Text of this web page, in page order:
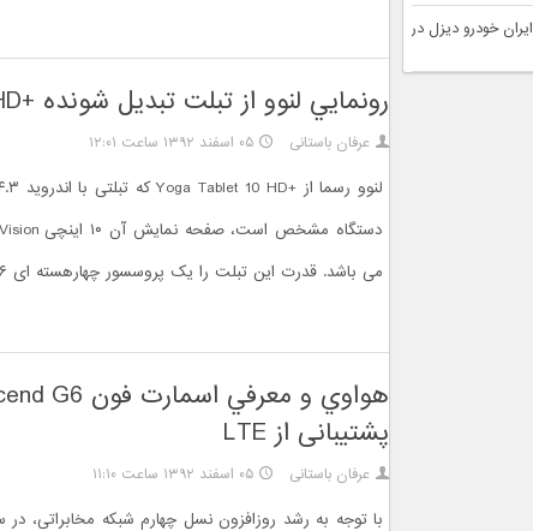
رونمايي لنوو از تبلت تبديل شونده +Yoga Tablet 10 HD
عرفان باستانی ۰۵ اسفند ۱۳۹۲ ساعت ۱۲:۰۱
می باشد. قدرت این تبلت را یک پروسسور چهارهسته ای ۱.۶ ...
پشتیبانی از LTE
عرفان باستانی ۰۵ اسفند ۱۳۹۲ ساعت ۱۱:۱۰
با توجه به رشد روزافزون نسل چهارم شبکه مخابراتی،
شرایط فروش اقساطی کامیون ۱۹۳۰ ایران خودرو دیزل در